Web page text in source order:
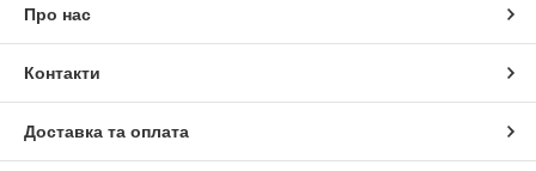
Про нас
Контакти
Доставка та оплата